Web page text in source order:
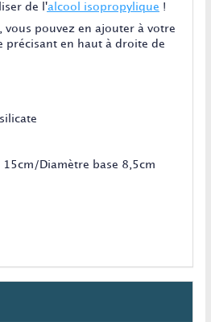
de l'alcool isopropylique !
vous pouvez en ajouter à votre
précisant en haut à droite de
15cm/Diamètre base 8,5cm